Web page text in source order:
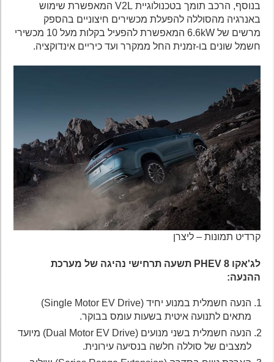
בנוסף, הרכב תומך בטכנולוגיית V2L המאפשרת שימוש
באנרגיה מהסוללה להפעלת מכשירים חיצוניים בהספק
מרשים של 6.6kW המאפשרת להפעיל בקלות מעל 10 מכשירי
חשמל שונים בו-זמנית החל ממקרר ועד כיריים אינדוקציה.
קרדיט תמונות – ליצרן
לג'אקו 8 PHEV תשעה תרחישי נהיגה של מערכת
ההנעה:
הנעה חשמלית במנוע יחיד (Single Motor EV Drive)
מתאים לתנועה איטית בשעות עומס בבוקר.
הנעה חשמלית בשני מנועים (Dual Motor EV Drive) מיועד
למצבים של סוללה חלשה בנסיעה עירונית.